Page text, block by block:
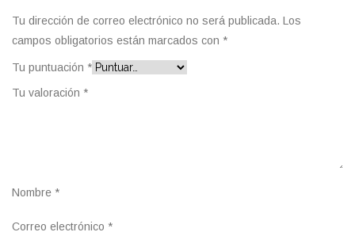
Tu dirección de correo electrónico no será publicada. Los
campos obligatorios están marcados con *
Tu puntuación *
Tu valoración *
Nombre *
Correo electrónico *